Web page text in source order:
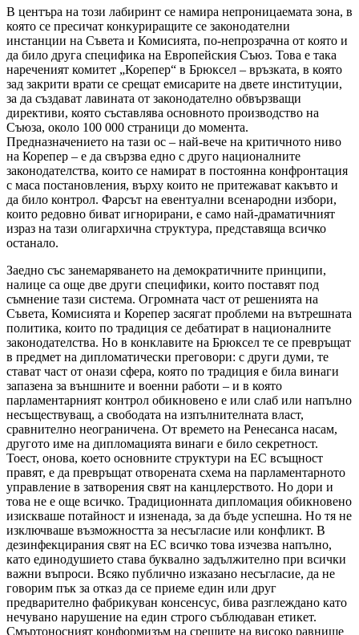
В центъра на този лабиринт се намира непроницаемата зона, в
която се пресичат конкуриращите се законодателни
инстанции на Съвета и Комисията, по-непрозрачна от която и
да било друга специфика на Европейския Съюз. Това е така
нареченият комитет „Корепер“ в Брюксел – връзката, в която
зад закрити врати се срещат емисарите на двете институции,
за да създават лавината от законодателно обвързващи
директиви, която съставлява основното производство на
Съюза, около 100 000 страници до момента.
Предназначението на тази ос – най-вече на критичното ниво
на Корепер – е да свързва едно с друго националните
законодателства, които се намират в постоянна конфронтация
с маса постановления, върху които не притежават какъвто и
да било контрол. Фарсът на евентуални всенародни избори,
които редовно биват игнорирани, е само най-драматичният
израз на тази олигархична структура, представяща всичко
останало.
Заедно със занемаряването на демократичните принципи,
налице са още две други специфики, които поставят под
съмнение тази система. Огромната част от решенията на
Съвета, Комисията и Корепер засягат проблеми на вътрешната
политика, които по традиция се дебатират в националните
законодателства. Но в конклавите на Брюксел те се превръщат
в предмет на дипломатически преговори: с други думи, те
стават част от онази сфера, която по традиция е била винаги
запазена за външните и военни работи – и в която
парламентарният контрол обикновено е или слаб или напълно
несъществуващ, а свободата на изпълнителната власт,
сравнително неограничена. От времето на Ренесанса насам,
другото име на дипломацията винаги е било секретност.
Тоест, онова, което основните структури на ЕС всъщност
правят, е да превръщат отворената схема на парламентарното
управление в затворения свят на канцлерството. Но дори и
това не е още всичко. Традиционната дипломация обикновено
изискваше потайност и изненада, за да бъде успешна. Но тя не
изключваше възможността за несъгласие или конфликт. В
дезинфекцирания свят на ЕС всичко това изчезва напълно,
като единодушието става буквално задължително при всички
важни въпроси. Всяко публично изказано несъгласие, да не
говорим пък за отказ да се приеме един или друг
предварително фабрикуван консенсус, бива разглеждано като
нечувано нарушение на един строго съблюдаван етикет.
Смъртоносният конформизъм на срещите на високо равнище